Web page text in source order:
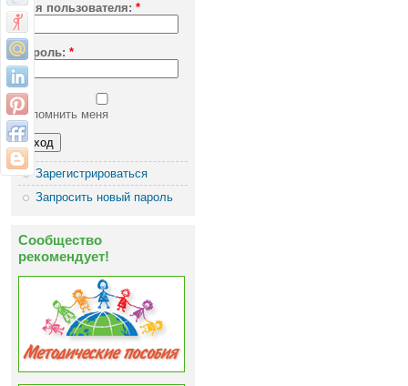
Имя пользователя: *
Пароль: *
Запомнить меня
Зарегистрироваться
Запросить новый пароль
Сообщество
рекомендует!